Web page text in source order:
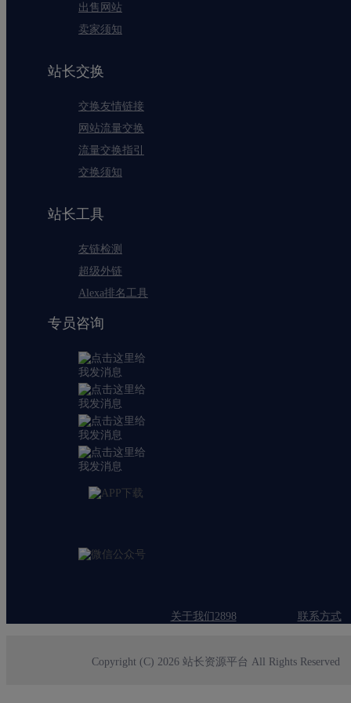
出售网站
卖家须知
站长交换
交换友情链接
网站流量交换
流量交换指引
交换须知
站长工具
友链检测
超级外链
Alexa排名工具
专员咨询
关于我们2898 联系方式
Copyright (C) 2026 站长资源平台 All Rights Reserved